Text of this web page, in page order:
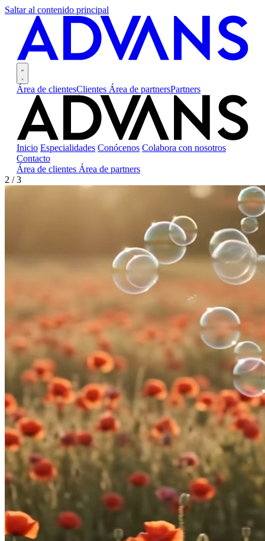
Saltar al contenido principal
Área de clientesClientes Área de partnersPartners
Inicio Especialidades Conócenos Colabora con nosotros
Contacto
Área de clientes Área de partners
3 / 3